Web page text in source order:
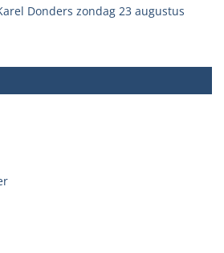
Donders zondag 23 augustus